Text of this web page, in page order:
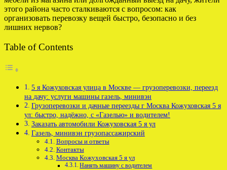
этого района часто сталкиваются с вопросом: как
организовать перевозку вещей быстро, безопасно и без
лишних нервов?
Table of Contents
5 я Кожуховская улица в Москве — грузоперевозки, переезд
на дачу: услуги машины газель, минивэн
Грузоперевозки и дачные переезды г Москва Кожуховская 5 я
ул: быстро, надёжно, с «Газелью» и водителем!
Заказать автомобили Кожуховская 5 я ул
Газель, минивэн грузопассажирский
Вопросы и ответы
Контакты
Москва Кожуховская 5 я ул
Нанять машину с водителем